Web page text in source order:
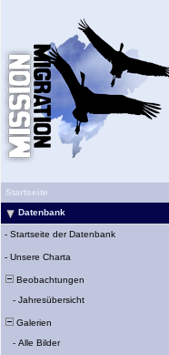
Startseite
Datenbank
- Startseite der Datenbank
- Unsere Charta
Beobachtungen
- Jahresübersicht
Galerien
- Alle Bilder